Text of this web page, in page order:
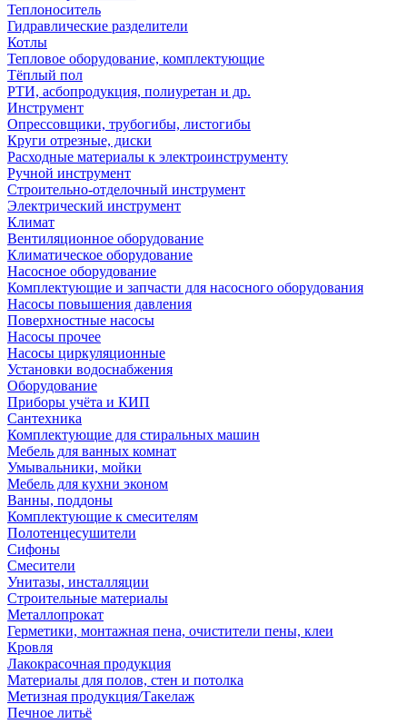
Теплоноситель
Гидравлические разделители
Котлы
Тепловое оборудование, комплектующие
Тёплый пол
РТИ, асбопродукция, полиуретан и др.
Инструмент
Опрессовщики, трубогибы, листогибы
Круги отрезные, диски
Расходные материалы к электроинструменту
Ручной инструмент
Строительно-отделочный инструмент
Электрический инструмент
Климат
Вентиляционное оборудование
Климатическое оборудование
Насосное оборудование
Комплектующие и запчасти для насосного оборудования
Насосы повышения давления
Поверхностные насосы
Насосы прочее
Насосы циркуляционные
Установки водоснабжения
Оборудование
Приборы учёта и КИП
Сантехника
Комплектующие для стиральных машин
Мебель для ванных комнат
Умывальники, мойки
Мебель для кухни эконом
Ванны, поддоны
Комплектующие к смесителям
Полотенцесушители
Сифоны
Смесители
Унитазы, инсталляции
Строительные материалы
Металлопрокат
Герметики, монтажная пена, очистители пены, клеи
Кровля
Лакокрасочная продукция
Материалы для полов, стен и потолка
Метизная продукция/Такелаж
Печное литьё